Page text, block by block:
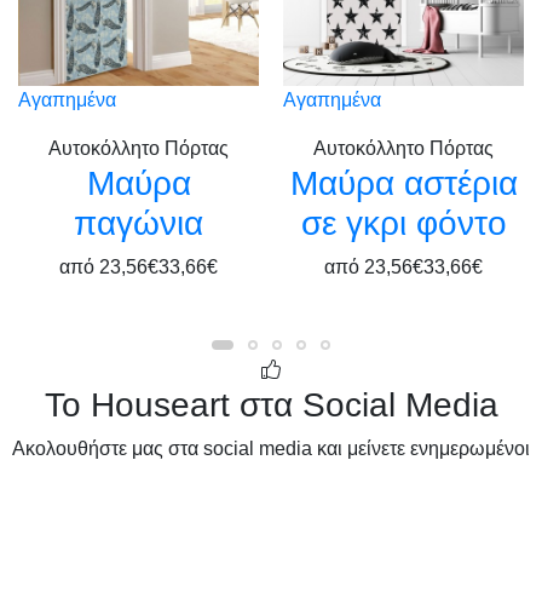
Αγαπημένα
Αυτοκόλλητο Πόρτας
Μαύρα
παγώνια
από 23,56€33,66€
Αγαπημένα
Αυτοκόλλητο Πόρτας
Μαύρα αστέρια
σε γκρι φόντο
από 23,56€33,66€
Το Houseart στα Social Media
Ακολουθήστε μας στα social media και μείνετε ενημερωμένοι